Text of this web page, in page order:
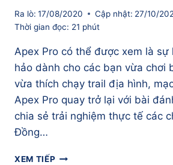
Ra lò: 17/08/2020 Cập nhật: 27/10/
Thời gian đọc: 21 phút
Apex Pro có thể được xem là sự
hảo dành cho các bạn vừa chơi
vừa thích chạy trail địa hình,
Apex Pro quay trở lại với bài
chia sẻ trải nghiệm thực tế các
Đồng…
XEM TIẾPĐÁNH